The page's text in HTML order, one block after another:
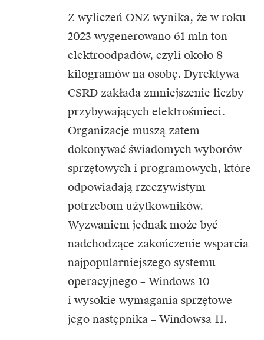
Z wyliczeń ONZ wynika, że w roku
2023 wygenerowano 61 mln ton
elektroodpadów, czyli około 8
kilogramów na osobę. Dyrektywa
CSRD zakłada zmniejszenie liczby
przybywających elektrośmieci.
Organizacje muszą zatem
dokonywać świadomych wyborów
sprzętowych i programowych, które
odpowiadają rzeczywistym
potrzebom użytkowników.
Wyzwaniem jednak może być
nadchodzące zakończenie wsparcia
najpopularniejszego systemu
operacyjnego – Windows 10
i wysokie wymagania sprzętowe
jego następnika – Windowsa 11.